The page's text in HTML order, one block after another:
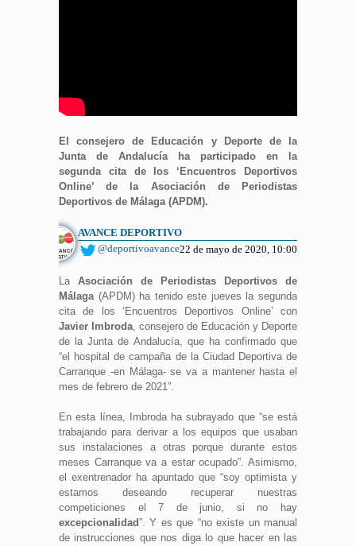
El consejero de Educación y Deporte de la
Junta de Andalucía ha participado en la
segunda cita de los ‘Encuentros Deportivos
Online’ de la Asociación de Periodistas
Deportivos de Málaga (APDM).
AVANCE DEPORTIVO
@deportivoavance22 de mayo de 2020, 10:00
La Asociación de Periodistas Deportivos de
Málaga(APDM) ha tenido este jueves la segunda
cita de los ‘Encuentros Deportivos Online’ con
Javier Imbroda, consejero de Educación y Deporte
de la Junta de Andalucía, que ha confirmado que
“el hospital de campaña de la Ciudad Deportiva de
Carranque -en Málaga- se va a mantener hasta el
mes de febrero de 2021”.
En esta línea, Imbroda ha subrayado que “se está
trabajando para derivar a los equipos que usaban
sus instalaciones a otras porque durante estos
meses Carranque va a estar ocupado”. Asimismo,
el exentrenador ha apuntado que “soy optimista y
estamos deseando recuperar nuestras
competiciones el 7 de junio, si no hay
excepcionalidad”. Y es que “no existe un manual
de instrucciones que nos diga lo que hacer en las